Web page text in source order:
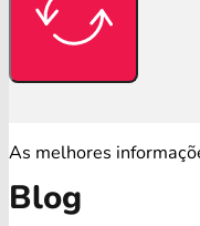
As melhores
Blog